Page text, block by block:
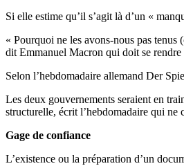
Si elle estime qu’il s’agit là d’un «
« Pourquoi ne les avons-nous pas tenus
dit Emmanuel Macron qui doit se rendre
Selon l’hebdomadaire allemand Der
Les deux gouvernements seraient en
structurelle, écrit l’hebdomadaire qui ne
Gage de confiance
L’existence ou la préparation d’un